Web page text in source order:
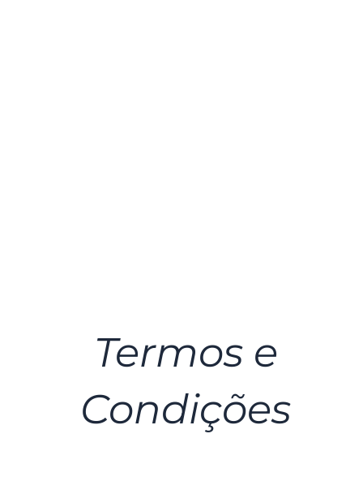
Termos e
Condições